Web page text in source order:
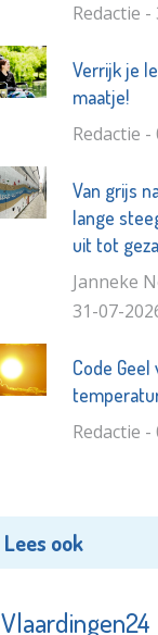
Redactie
Verrijk je
maatje!
Redactie
Van grijs
lange
uit tot
Janneke
31-07-
Code
Redactie
Lees ook
Vlaardingen24